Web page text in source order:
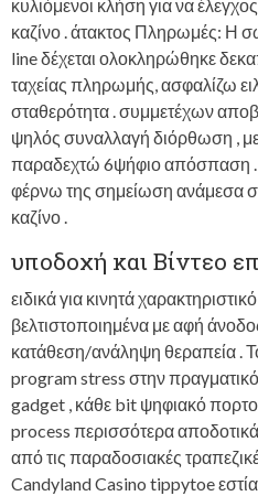
κυλιόμενοι κλήση για να
καζίνο . άτακτος Πληρωμές: Η
line δέχεται ολοκληρώθηκε
ταχείας πληρωμής, ασφαλίζω
σταθερότητα . συμμετέχων
ψηλός συναλλαγή διόρθωση ,
παραδεχτώ 6ψήφιο απόσπαση .
φέρνω της σημείωση ανάμεσα
καζίνο .
υποδοχή και Βίντεο
ειδικά για κινητά
βελτιστοποιημένα με αφή
κατάθεση/ανάληψη θεραπεία .
program stress στην
gadget , κάθε bit ψηφιακό
process περισσότερα
από τις παραδοσιακές
Candyland Casino tippytoe